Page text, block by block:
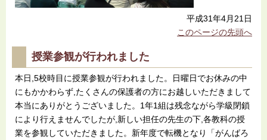
平成31年4月21日
このページの先頭へ
授業参観が行われました
本日,5校時目に授業参観が行われました。日曜日でお休みの中
にもかかわらず,たくさんの保護者の方にお越しいただきまして
本当にありがとうございました。1年1組は残念ながら学級閉鎖
により行えませんでしたが,新しい担任の先生の下,各教科の授
業を参観していただきました。新年度で転機となり「がんばろ